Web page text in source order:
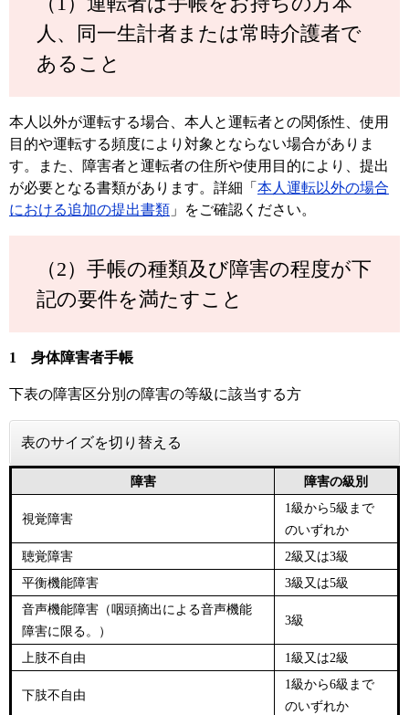
人、同一生計者または常時介護者で
あること
本人以外が運転する場合、本人と運転者との関係性、使用
目的や運転する頻度により対象とならない場合がありま
す。また、障害者と運転者の住所や使用目的により、提出
が必要となる書類があります。詳細「 本人運転以外の場合
における追加の提出書類 」をご確認ください。
（2）手帳の種類及び障害の程度が下
記の要件を満たすこと
1 身体障害者手帳
下表の障害区分別の障害の等級に該当する方
表のサイズを切り替える
障害 障害の級別
視覚障害
1級から5級まで
のいずれか
聴覚障害
2級又は3級
平衡機能障害
3級又は5級
音声機能障害（咽頭摘出による音声機能
障害に限る。）
3級
上肢不自由 1級又は2級
下肢不自由
1級から6級まで
のいずれか